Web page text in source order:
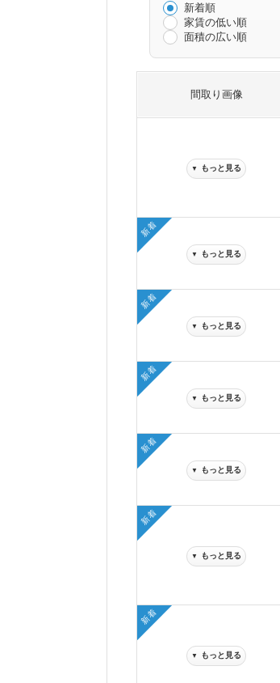
新着順
家賃の低い順
面積の広い順
間取り画像
▼ もっと見る
新着
▼ もっと見る
新着
▼ もっと見る
新着
▼ もっと見る
新着
▼ もっと見る
新着
▼ もっと見る
新着
▼ もっと見る